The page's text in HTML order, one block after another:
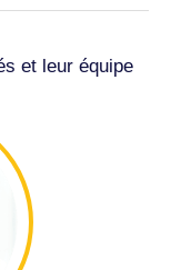
et leur équipe